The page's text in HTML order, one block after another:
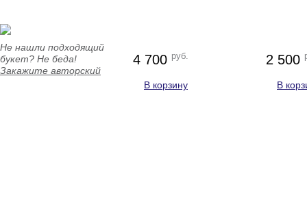
Не нашли подходящий
букет? Не беда!
Закажите авторский
4 700 руб.
В корзину
2 500
В